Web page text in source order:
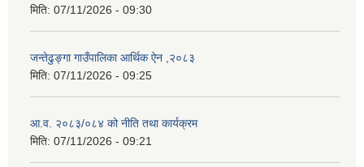
मिति: 07/11/2026 - 09:30
जन्तेढुङ्गा गाउँपालिका आर्थिक ऐन ,२०८३
मिति: 07/11/2026 - 09:25
आ.व. २०८३/०८४ को नीति तथा कार्यक्रम
मिति: 07/11/2026 - 09:21